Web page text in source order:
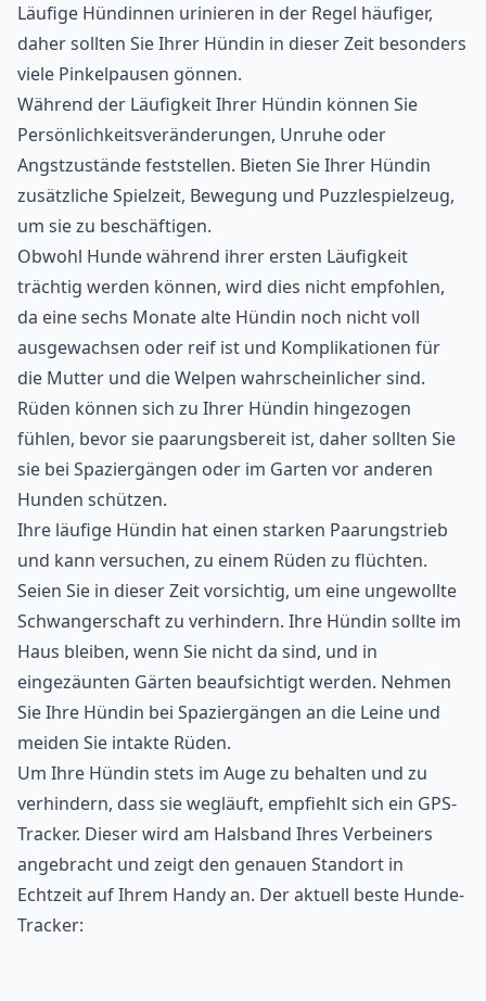
Läufige Hündinnen urinieren in der Regel häufiger,
daher sollten Sie Ihrer Hündin in dieser Zeit besonders
viele Pinkelpausen gönnen.
Während der Läufigkeit Ihrer Hündin können Sie
Persönlichkeitsveränderungen, Unruhe oder
Angstzustände feststellen. Bieten Sie Ihrer Hündin
zusätzliche Spielzeit, Bewegung und Puzzlespielzeug,
um sie zu beschäftigen.
Obwohl Hunde während ihrer ersten Läufigkeit
trächtig werden können, wird dies nicht empfohlen,
da eine sechs Monate alte Hündin noch nicht voll
ausgewachsen oder reif ist und Komplikationen für
die Mutter und die Welpen wahrscheinlicher sind.
Rüden können sich zu Ihrer Hündin hingezogen
fühlen, bevor sie paarungsbereit ist, daher sollten Sie
sie bei Spaziergängen oder im Garten vor anderen
Hunden schützen.
Ihre läufige Hündin hat einen starken Paarungstrieb
und kann versuchen, zu einem Rüden zu flüchten.
Seien Sie in dieser Zeit vorsichtig, um eine ungewollte
Schwangerschaft zu verhindern. Ihre Hündin sollte im
Haus bleiben, wenn Sie nicht da sind, und in
eingezäunten Gärten beaufsichtigt werden. Nehmen
Sie Ihre Hündin bei Spaziergängen an die Leine und
meiden Sie intakte Rüden.
Um Ihre Hündin stets im Auge zu behalten und zu
verhindern, dass sie wegläuft, empfiehlt sich ein GPS-
Tracker. Dieser wird am Halsband Ihres Verbeiners
angebracht und zeigt den genauen Standort in
Echtzeit auf Ihrem Handy an. Der aktuell beste Hunde-
Tracker: